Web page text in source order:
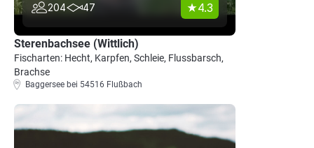
204 47 4.3
Sterenbachsee (Wittlich)
Fischarten: Hecht, Karpfen, Schleie, Flussbarsch,
Brachse
Baggersee bei 54516 Flußbach